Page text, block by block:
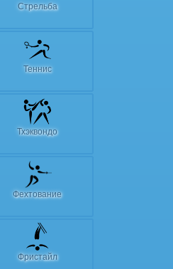
Стрельба
Теннис
Тхэквондо
Фехтование
Фристайл